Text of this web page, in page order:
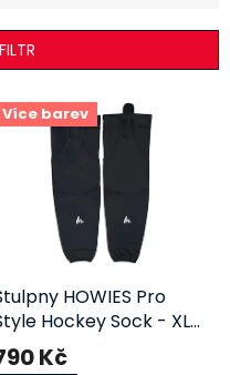
Více barev
HOWIES Pro
Hockey Sock - XL
Kč